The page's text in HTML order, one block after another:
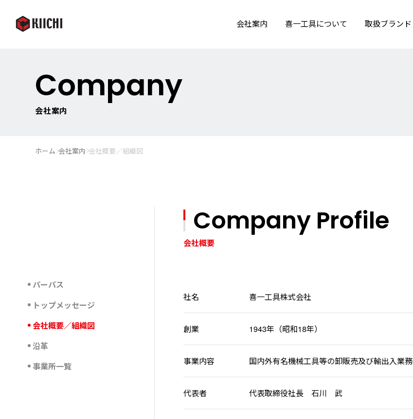
会社案内 喜一工具について 取扱ブランド
Company
会社案内
ホーム 会社案内 会社概要／組織図
パーパス
トップメッセージ
会社概要／組織図
沿革
事業所一覧
Company Profile
会社概要
社名 喜一工具株式会社
創業 1943年（昭和18年）
事業内容 国内外有名機械工具等の卸販売及び輸出入業務
代表者 代表取締役社長 石川 武